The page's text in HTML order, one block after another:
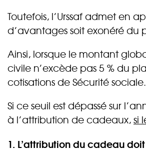
Toutefois, l’Urssaf admet en
d’avantages soit exonéré du
Ainsi, lorsque le montant
civile n’excède pas 5 % du
cotisations de Sécurité sociale.
Si ce seuil est dépassé sur
à l’attribution de cadeaux,si
1. L’attribution du cadeau